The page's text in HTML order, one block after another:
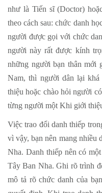
như là Tiến sĩ (Doctor)
theo cách sau: chức danh
người được gọi với chức
người này rất được kính
những người bạn thân mới
Nam, thì người dân lại
thiệu hoặc chào hỏi người
từng người một Khi giới
Việc trao đổi danh thiếp
vì vậy, bạn nên mang nhiều
Nha. Danh thiếp nên có
Tây Ban Nha. Ghi rõ trình
mô tả rõ chức danh của